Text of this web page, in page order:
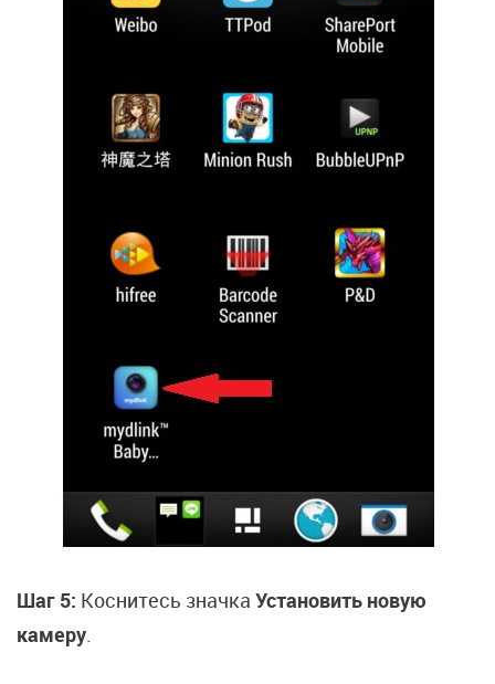
Шаг 5: Коснитесь значка Установить новую
камеру.